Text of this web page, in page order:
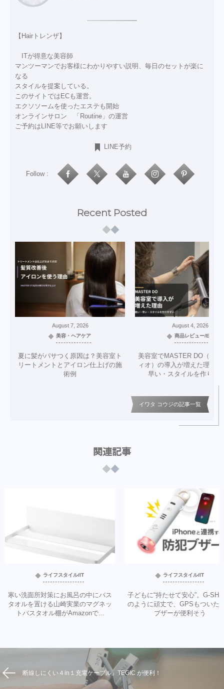
【Hairトレンザ】
ITが得意な美容師
マンツーマンでお客様にわかりやすい説明、毎日のセットが楽に
なる
スタイルを提案している。
このサイトではECも運営。
エクソソームを使ったエステも開始
オンラインサロン 「Routine」の運営
ご予約はLINE等でお願いします
LINE予約
Follow :
Recent Posted
August 7, 2026
美容・ヘアケア
夏に髪がパサつく原因は？美容室ト
リートメントとアイロン仕上げの施
術例
August 4, 2026
商品レビュー/EC
美容室でMASTER DO（マ
ィオ）の導入が増えた理由
早い・スタイルを作りや
イワタ コウジの記事一覧
関連記事
ライフスタイル/IT
寒い洗面所対策にお風呂の中にバス
タオルを置ける山崎実業のマグネッ
トバスタオル棚がAmazonで...
ライフスタイル/IT
子どもに“持たせて安心”。G-
のように頑丈で、GPSもついた
ブザーが便利そう
断線しにくい４in１充電ケーブル』TEGIC が便利！